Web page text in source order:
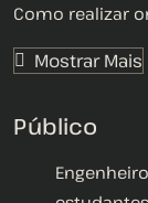
Como realizar
você garantir o
aquele medo de
orçamento,
materiais, ou
exemplo, você
Mostrar Mais
Público